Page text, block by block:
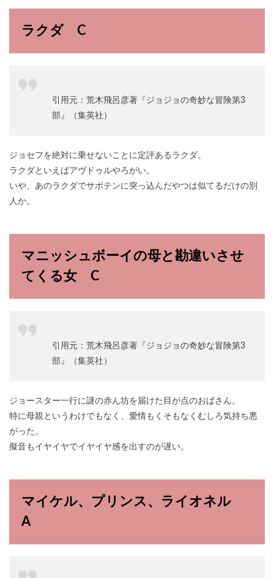
ラクダ C
引用元：荒木飛呂彦著『ジョジョの奇妙な冒険第3
部』（集英社）
ジョセフを絶対に乗せないことに定評あるラクダ。
ラクダといえばアヴドゥルやろがい。
いや、あのラクダでサボテンに突っ込んだやつは似てるだけの別
人か。
マニッシュボーイの母と勘違いさせ
てくる女 C
引用元：荒木飛呂彦著『ジョジョの奇妙な冒険第3
部』（集英社）
ジョースター一行に謎の赤ん坊を届けた目が点のおばさん。
特に母親というわけでもなく、愛情もくそもなくむしろ気持ち悪
がった。
擬音もイヤイヤでイヤイヤ感を出すのが遅い。
マイケル、プリンス、ライオネル
A